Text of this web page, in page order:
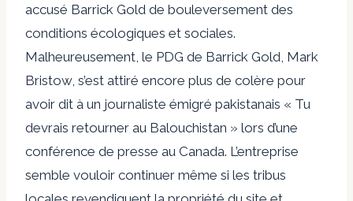
accusé Barrick Gold de bouleversement des
conditions écologiques et sociales.
Malheureusement, le PDG de Barrick Gold, Mark
Bristow, s’est attiré encore plus de colère pour
avoir dit à un journaliste émigré pakistanais « Tu
devrais retourner au Balouchistan » lors d’une
conférence de presse au Canada. L’entreprise
semble vouloir continuer même si les tribus